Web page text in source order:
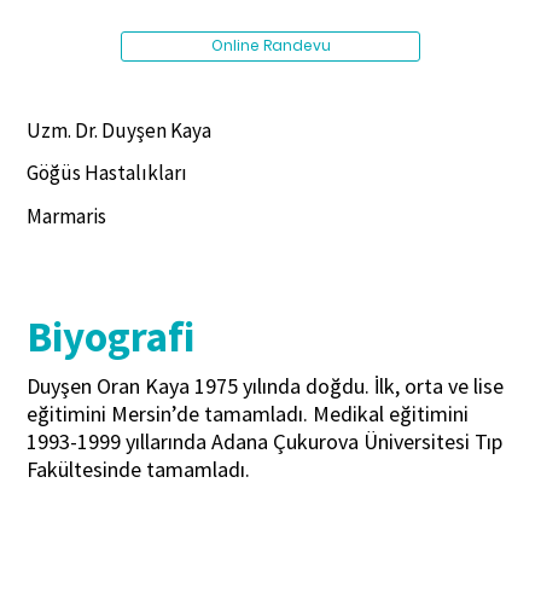
Uzm. Dr. Duyşen Kaya
Göğüs Hastalıkları
Marmaris
Biyografi
Duyşen Oran Kaya 1975 yılında doğdu. İlk, orta ve lise
eğitimini Mersin’de tamamladı. Medikal eğitimini
1993-1999 yıllarında Adana Çukurova Üniversitesi Tıp
Fakültesinde tamamladı.
Online Randevu